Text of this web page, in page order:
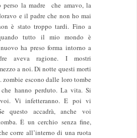
perso la madre che amavo, la
e il padre che non ho mai
è stato troppo tardi. Fino a
tutto il mio mondo è
ha preso forma intorno a
aveva ragione. I mostri
a noi. Di notte questi morti
escono dalle loro tombe
hanno perduto. La vita. Si
Vi infetteranno. E poi vi
questo accadrà, anche voi
È un cerchio senza fine,
corre all’interno di una ruota